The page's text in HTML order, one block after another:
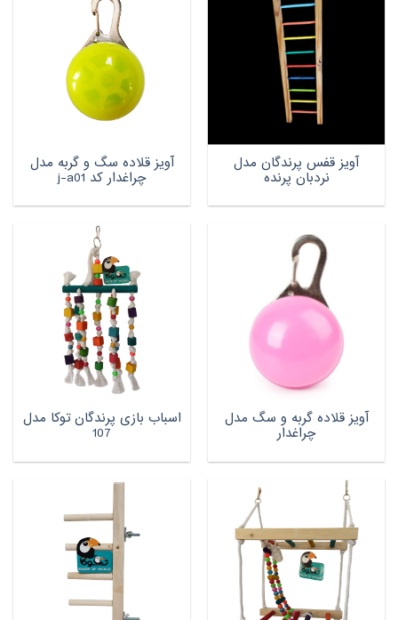
آویز قفس پرندگان مدل
نردبان پرنده
آویز قلاده سگ و گربه مدل
چراغدار کد j-a01
آویز قلاده گربه و سگ مدل
چراغدار
اسباب بازی پرندگان توکا مدل
107